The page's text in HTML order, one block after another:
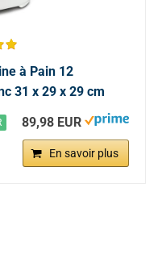
à Pain 12
31 x 29 x 29 cm
89,98 EUR
En savoir plus